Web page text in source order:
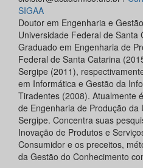
SIGAA
Doutor em Engenharia e
Universidade Federal de Santa
Graduado em Engenharia de
Federal de Santa Catarina
Sergipe (2011),
em Informática e Gestão da
Tiradentes (2008). Atualmente
de Engenharia de Produção da
Sergipe. Concentra suas
Inovação de Produtos e
Consumidor e os preceitos,
da Gestão do Conhecimento